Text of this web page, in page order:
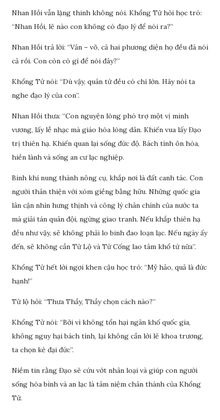
Nhan Hồi vẫn lặng thinh không nói. Khổng Tử hỏi học trò:
“Nhan Hồi, lẽ nào con không có đạo lý để nói ra?”
Nhan Hồi trả lời: “Văn – võ, cả hai phương diện họ đều đã nói
cả rồi. Con còn có gì để nói đây?”
Khổng Tử nói: “Dù vậy, quân tử đều có chí lớn. Hãy nói ta
nghe đạo lý của con”.
Nhan Hồi thưa: “Con nguyện lòng phò trợ một vị minh
vương, lấy lễ nhạc mà giáo hóa lòng dân. Khiến vua lấy Đạo
trị thiên hạ. Khiến quan lại sống đức độ. Bách tính ôn hòa,
hiền lành và sống an cư lạc nghiệp.
Binh khí nung thành nông cụ, khắp nơi là đất canh tác. Con
người thân thiện với xóm giềng bằng hữu. Những quốc gia
lân cận nhìn hưng thịnh và công lý chân chính của nước ta
mà giải tán quân đội, ngừng giao tranh. Nếu khắp thiên hạ
đều như vậy, sẽ không phải lo binh đao loạn lạc. Nếu ngày ấy
đến, sẽ không cần Tử Lộ và Tử Cống lao tâm khổ tứ nữa”.
Khổng Tử hết lời ngợi khen cậu học trò: “Mỹ hảo, quả là đức
hạnh!”
Tử lộ hỏi: “Thưa Thầy, Thầy chọn cách nào?”
Khổng Tử nói: “Bởi vì không tổn hại ngân khố quốc gia,
không nguy hại bách tính, lại không cần lời lẽ khoa trương,
ta chọn kẻ đại đức”.
Niềm tin rằng Đạo sẽ cứu vớt nhân loại và giúp con người
sống hòa bình và an lạc là tâm niệm chân thành của Khổng
Tử.